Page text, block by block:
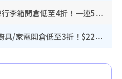
開倉優惠｜尖沙咀名牌行李箱開倉低至4折！一連5日 American Tourister/ace./Hallmark $200起！
廚具開倉｜特福Tefal廚具/家電開倉低至3折！$220起買平底鍋/炒鑊/湯煲！電飯煲/吸塵機/燙斗$418起